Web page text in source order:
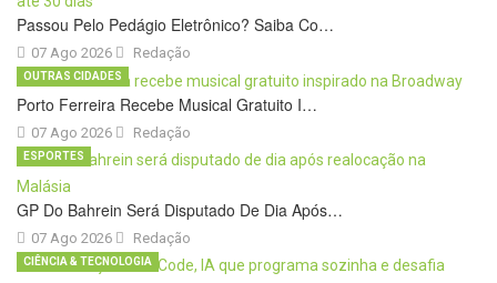
Passou Pelo Pedágio Eletrônico? Saiba Co…
07 Ago 2026 Redação
Porto Ferreira Recebe Musical Gratuito I…
07 Ago 2026
OUTRAS CIDADES
Redação
GP Do Bahrein Será Disputado De Dia Após…
07 Ago 2026
ESPORTES
Redação
CIÊNCIA & TECNOLOGIA